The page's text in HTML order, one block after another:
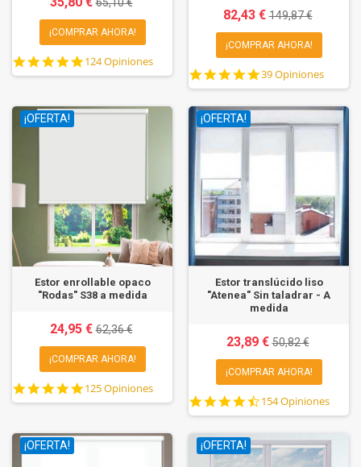
¡COMPRAR AHORA!
4.8
star
124 Opiniones
82,43 €149,87 €
¡COMPRAR AHORA!
4.8
star
39 Opiniones
¡OFERTA!
Estor enrollable opaco
"Rodas" S38 a medida
24,95 €62,36 €
¡COMPRAR AHORA!
4.8
star
125 Opiniones
¡OFERTA!
Estor translúcido liso
"Atenea" Sin taladrar - A
medida
23,89 €50,82 €
¡COMPRAR AHORA!
4.7
star
154 Opiniones
¡OFERTA! ¡OFERTA!